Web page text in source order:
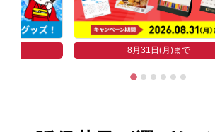
8月31日(月)まで